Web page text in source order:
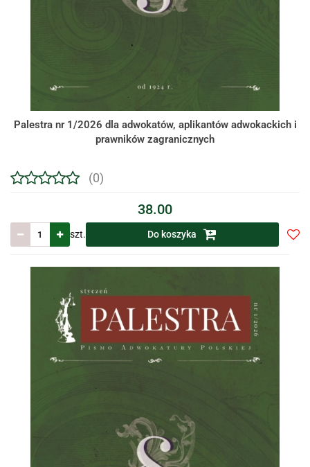
Palestra nr 1/2026 dla adwokatów, aplikantów adwokackich i
prawników zagranicznych
(0)
38.00
szt. Do koszyka